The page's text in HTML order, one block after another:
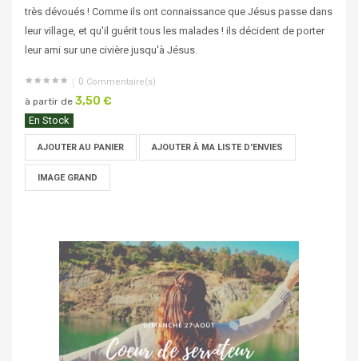
très dévoués ! Comme ils ont connaissance que Jésus passe dans
leur village, et qu'il guérit tous les malades ! ils décident de porter
leur ami sur une civière jusqu'à Jésus.
0 Commentaire(s)
à partir de 3,50 €
En Stock
AJOUTER AU PANIER AJOUTER À MA LISTE D'ENVIES
IMAGE GRAND